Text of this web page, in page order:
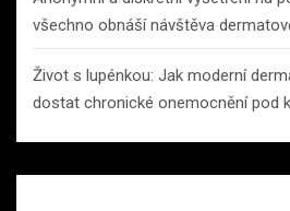
všechno obnáší návštěva
Život s lupénkou: Jak moderní
dostat chronické onemocnění pod